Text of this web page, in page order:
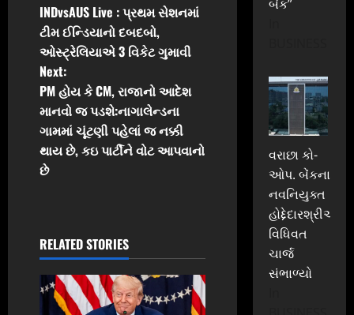
o
s
t
n
a
i
g
a
INDvsAUS Live : પ્રથમ સેશનમાં
ટીમ ઈન્ડિયાનો દબદબો,
ઓસ્ટ્રેલિયાએ 3 વિકેટ ગુમાવી
Next:
PM હોય કે CM, રાજાનો આદેશ
માનવો જ પડશે:નાગાલેન્ડના
ગામમાં ચૂંટણી પહેલાં જ નક્કી
થાય છે, કઇ પાર્ટીને વોટ આપવાનો
છે
RELATED STORIES
બેંક”
વરાછા કો-
ઓપ. બેંકના
નવનિયુક્ત
હોદ્દેદારશ્રીઓએ
વિધિવત
ચાર્જ
સંભાળ્યો